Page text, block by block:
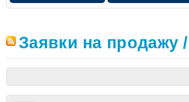
Заявки на продажу